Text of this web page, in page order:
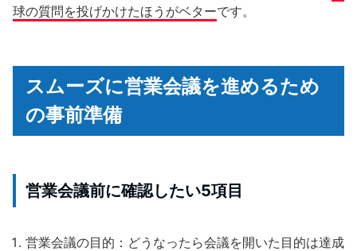
球の質問を投げかけたほうがベターです。
スムーズに営業会議を進めるため
の事前準備
営業会議前に確認したい5項目
営業会議の目的：どうなったら会議を開いた目的は達成